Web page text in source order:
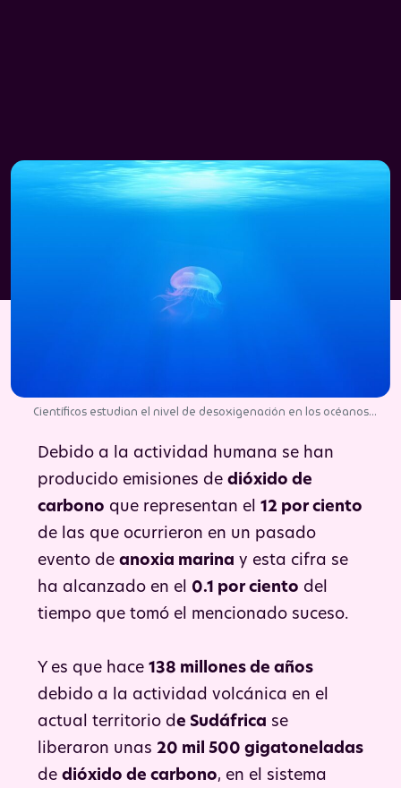
Científicos estudian el nivel de desoxigenación en los océanos
Debido a la actividad humana se han
producido emisiones de dióxido de
carbono que representan el 12 por ciento
de las que ocurrieron en un pasado
evento de anoxia marina y esta cifra se
ha alcanzado en el 0.1 por ciento del
tiempo que tomó el mencionado suceso.
Y es que hace 138 millones de años
debido a la actividad volcánica en el
actual territorio de Sudáfrica se
liberaron unas 20 mil 500 gigatoneladas
de dióxido de carbono, en el sistema